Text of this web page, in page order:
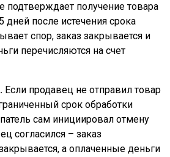
подтверждает получение товара
дней после истечения срока
спор, заказ закрывается и
перечисляются на счет
Если продавец не отправил товар
срок обработки
сам инициировал отмену
согласился – заказ
а оплаченные деньги